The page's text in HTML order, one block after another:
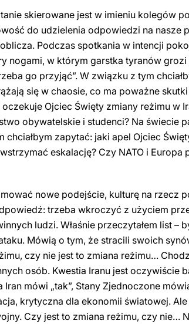
skierowane jest w imieniu kolegów
do udzielenia odpowiedzi na nasze
Podczas spotkania w intencji
nogami, w którym garstka tyranówgrozi
go przyjąć”. W związku z tym
się w chaosie, co ma poważne
Ojciec Święty zmiany reżimu w
obywatelskie i studenci? Na świecie
zapytać: jaki apel Ojciec
eskalację? Czy NATO i
nowe podejście, kulturę na rzecz
trzeba wkroczyć z użyciem
ludzi. Właśnie przeczytałem list
Mówią o tym, że stracili swoich
czy nie jest to zmiana reżimu…
osób. Kwestia Iranu jest oczywiście
mówi „tak”, Stany Zjednoczone
krytyczna dla ekonomii światowej.
Czy jest to zmiana reżimu, czy nie…